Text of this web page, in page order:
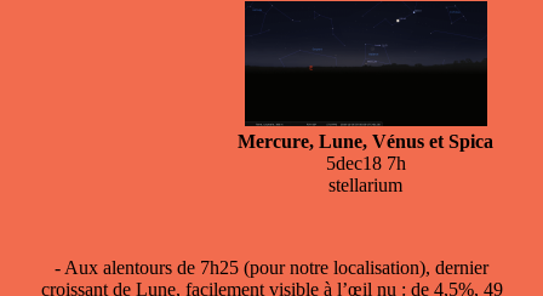
Mercure, Lune, Vénus et Spica
5dec18 7h
stellarium
- Aux alentours de 7h25 (pour notre localisation), dernier
croissant de Lune, facilement visible à l’œil nu : de 4,5%, 49